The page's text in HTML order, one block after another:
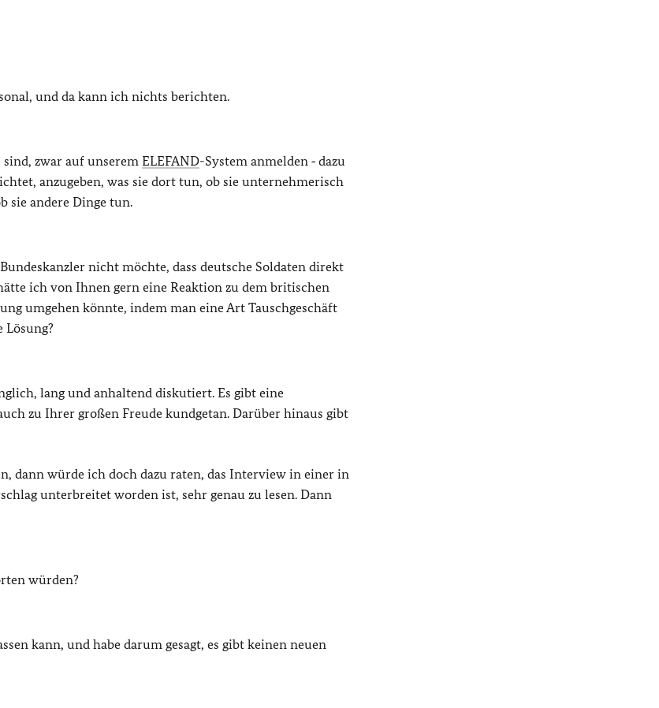
und da kann ich nichts berichten.
zwar auf unserem ELEFAND-System anmelden ‑ dazu
anzugeben, was sie dort tun, ob sie unternehmerisch
sie andere Dinge tun.
nicht möchte, dass deutsche Soldaten direkt
ich von Ihnen gern eine Reaktion zu dem britischen
umgehen könnte, indem man eine Art Tauschgeschäft
Lösung?
lang und anhaltend diskutiert. Es gibt eine
zu Ihrer großen Freude kundgetan. Darüber hinaus gibt
dann würde ich doch dazu raten, das Interview in einer in
unterbreitet worden ist, sehr genau zu lesen. Dann
würden?
kann, und habe darum gesagt, es gibt keinen neuen